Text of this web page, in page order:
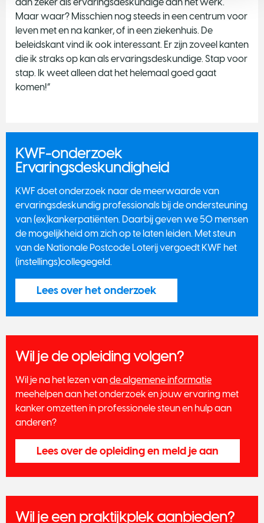
Maar waar? Misschien nog steeds in een centrum voor
leven met en na kanker, of in een ziekenhuis. De
beleidskant vind ik ook interessant. Er zijn zoveel kanten
die ik straks op kan als ervaringsdeskundige. Stap voor
stap. Ik weet alleen dat het helemaal goed gaat
komen!”
KWF-onderzoek
Ervaringsdeskundigheid
KWF doet onderzoek naar de meerwaarde van
ervaringsdeskundig professionals bij de ondersteuning
van (ex)kankerpatiënten. Daarbij geven we 50 mensen
de mogelijkheid om zich op te laten leiden. Met steun
van de Nationale Postcode Loterij vergoedt KWF het
(instellings)collegegeld.
Lees over het onderzoek
Wil je de opleiding volgen?
Wil je na het lezen vande algemene informatie
meehelpen aan het onderzoek en jouw ervaring met
kanker omzetten in professionele steun en hulp aan
anderen?
Lees over de opleiding en meld je aan
Wil je een praktijkplek aanbieden?